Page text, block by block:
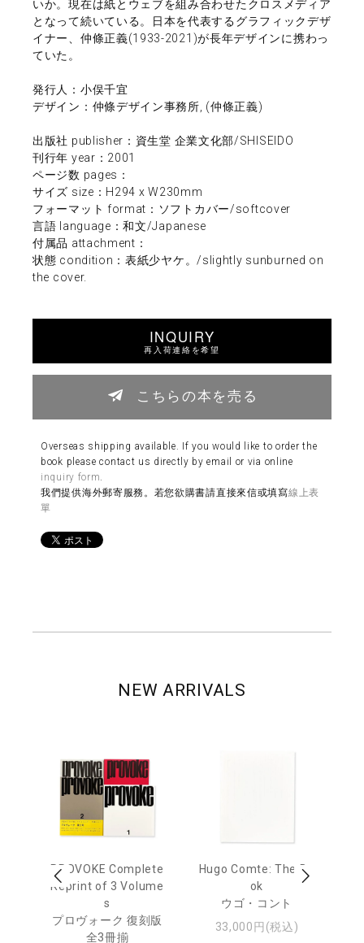
いか。現在は紙とウェブを組み合わせたクロスメディア
となって続いている。日本を代表するグラフィックデザ
イナー、仲條正義(1933-2021)が長年デザインに携わっ
ていた。
発行人：小俣千宜
デザイン：仲條デザイン事務所, (仲條正義)
出版社 publisher：資生堂 企業文化部/SHISEIDO
刊行年 year：2001
ページ数 pages：
サイズ size：H294 x W230mm
フォーマット format：ソフトカバー/softcover
言語 language：和文/Japanese
付属品 attachment：
状態 condition：表紙少ヤケ。/slightly sunburned on
the cover.
INQUIRY
再入荷連絡を希望
こちらの本を売る
Overseas shipping available. If you would like to order the
book please contact us directly by email or via online
inquiry form
我們提供海外郵寄服務。若您欲購書請直接來信或填寫線上表
單
NEW ARRIVALS
PROVOKE Complete
Reprint of 3 Volume
s
プロヴォーク 復刻版
全3冊揃
Hugo Comte: The Bo
ok
ウゴ・コント
33,000円(税込)